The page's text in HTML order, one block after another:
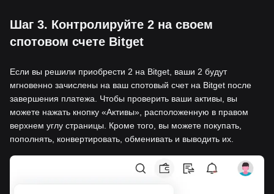
Шаг 3. Контролируйте 2 на своем
спотовом счете Bitget
Если вы решили приобрести 2 на Bitget, ваши 2 будут
мгновенно зачислены на ваш спотовый счет на Bitget после
завершения платежа. Чтобы проверить ваши активы, вы
можете нажать кнопку «Активы», расположенную в правом
верхнем углу страницы. Кроме того, вы можете покупать,
пополнять, конвертировать, обменивать и выводить их.